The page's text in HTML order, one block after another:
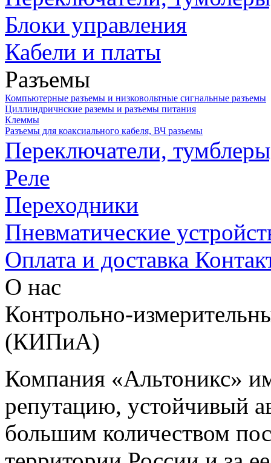
Блоки управления
Кабели и платы
Разъемы
Компьютерные разъемы и низковольтные сигнальные разъемы
Циллиндричнские раземы и разъемы питания
Клеммы
Разъемы для коаксиального кабеля, ВЧ разъемы
Переключатели,
Реле
Переходники
Пневматические
Оплата и доставка
О нас
Контрольно-
(КИПиА)
Компания «Альтоникс»
репутацию, устойчивый
большим количеством